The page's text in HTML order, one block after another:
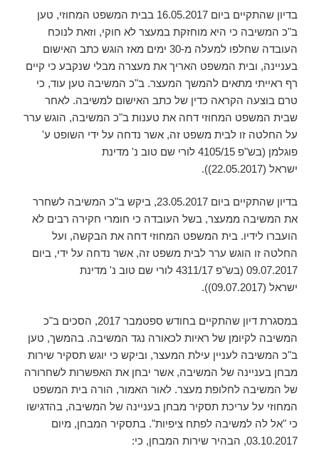
בדיון שהתקיים ביום 16.05.2017 בבית המשפט המחוזי, טען
ב"כ המשיבה כי היא מוחזקת במעצר לא חוקי, וזאת לנוכח
העובדה שחלפו למעלה מ-30 ימים מאז הוגש כתב האישום
בעניינה, ובית המשפט האריך את מעצרה מבלי שנקבע כי קיים
רף ראייתי מתאים להמשך המעצר. ב"כ המשיבה טען עוד, כי
טרם בוצעה הקראה כדין של כתב האישום למשיבה. לאחר
שבית המשפט המחוזי דחה את טענות ב"כ המשיבה, הוגש ערר
על החלטה זו לבית משפט זה, אשר נדחה על ידי השופט ע'
פוגלמן (בש"פ 4105/15 לורי שם טוב נ' מדינת
ישראל (22.05.2017)).
בדיון שהתקיים ביום 23.05.2017, ביקש ב"כ המשיבה לשחרר
את המשיבה ממעצר, בשל העובדה כי חומרי חקירה רבים לא
הועברו לידיו. בית המשפט המחוזי דחה את הבקשה, ועל
החלטה זו הוגש ערר לבית משפט זה, אשר נדחה על ידי, ביום
09.07.2017 (בש"פ 4311/17 לורי שם טוב נ' מדינת
ישראל (09.07.2017)).
במסגרת דיון שהתקיים בחודש ספטמבר 2017, הסכים ב"כ
המשיבה לקיומן של ראיות לכאורה נגד המשיבה. בהמשך, טען
ב"כ המשיבה לעניין עילת המעצר, וביקש כי יוגש תסקיר שירות
מבחן בעניינה של המשיבה, אשר יבחן את האפשרות לשחרורה
של המשיבה לחלופת מעצר. לאור האמור, הורה בית המשפט
המחוזי על עריכת תסקיר מבחן בעניינה של המשיבה, בהדגישו
כי "אל לה למשיבה לפתח ציפיות". בתסקיר המבחן, מיום
03.10.2017, הבהיר שירות המבחן, כי: